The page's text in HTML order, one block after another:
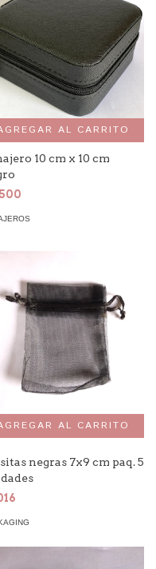
AL CARRITO
10 cm x 10 cm
negras 7x9 cm paq. 5